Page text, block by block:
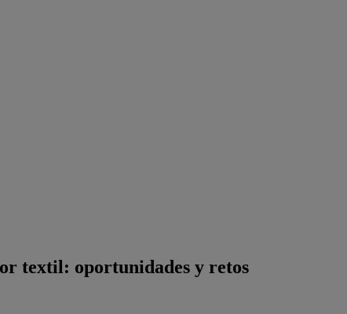
textil: oportunidades y retos